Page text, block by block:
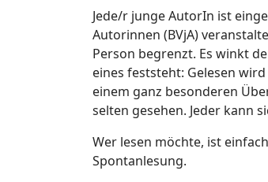
Jede/r junge AutorIn ist
Autorinnen (BVjA)
Person begrenzt. Es winkt
eines feststeht: Gelesen
einem ganz besonderen
selten gesehen. Jeder kann
Wer lesen möchte, ist
Spontanlesung.